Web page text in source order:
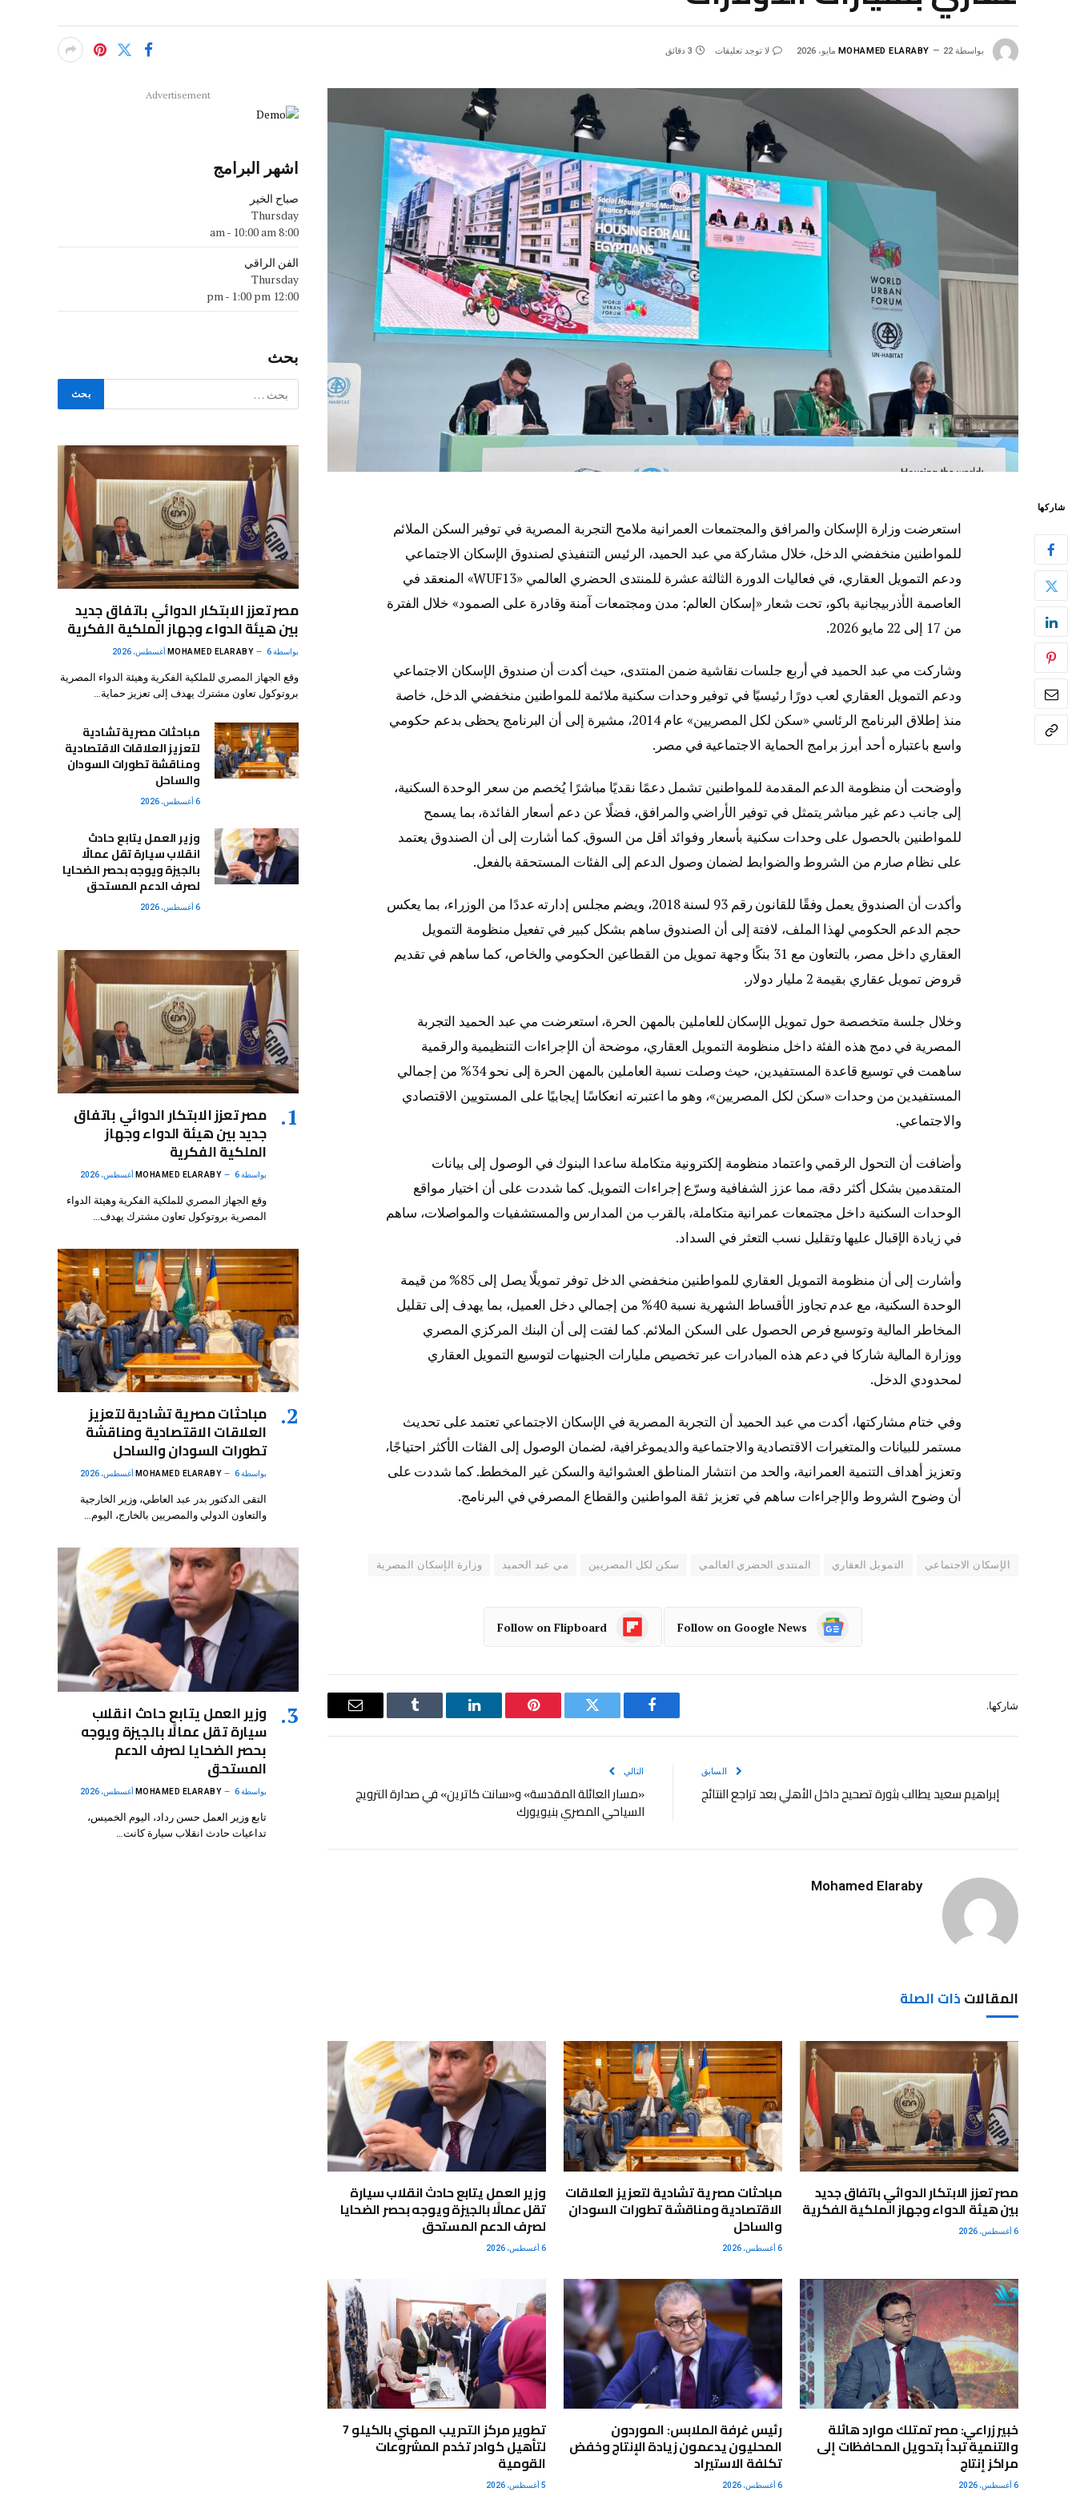
بواسطة MOHAMED ELARABY 22 مايو، 2026 لا توجد تعليقات 3 دقائق
شاركها
استعرضت وزارة الإسكان والمرافق والمجتمعات العمرانية ملامح التجربة المصرية في توفير السكن الملائم
للمواطنين منخفضي الدخل، خلال مشاركة مي عبد الحميد، الرئيس التنفيذي لصندوق الإسكان الاجتماعي
ودعم التمويل العقاري، في فعاليات الدورة الثالثة عشرة للمنتدى الحضري العالمي «WUF13» المنعقد في
العاصمة الأذربيجانية باكو، تحت شعار «إسكان العالم: مدن ومجتمعات آمنة وقادرة على الصمود» خلال الفترة
من 17 إلى 22 مايو 2026.
وشاركت مي عبد الحميد في أربع جلسات نقاشية ضمن المنتدى، حيث أكدت أن صندوق الإسكان الاجتماعي
ودعم التمويل العقاري لعب دورًا رئيسيًا في توفير وحدات سكنية ملائمة للمواطنين منخفضي الدخل، خاصة
منذ إطلاق البرنامج الرئاسي «سكن لكل المصريين» عام 2014، مشيرة إلى أن البرنامج يحظى بدعم حكومي
واسع باعتباره أحد أبرز برامج الحماية الاجتماعية في مصر.
وأوضحت أن منظومة الدعم المقدمة للمواطنين تشمل دعمًا نقديًا مباشرًا يُخصم من سعر الوحدة السكنية،
إلى جانب دعم غير مباشر يتمثل في توفير الأراضي والمرافق، فضلًا عن دعم أسعار الفائدة، بما يسمح
للمواطنين بالحصول على وحدات سكنية بأسعار وفوائد أقل من السوق. كما أشارت إلى أن الصندوق يعتمد
على نظام صارم من الشروط والضوابط لضمان وصول الدعم إلى الفئات المستحقة بالفعل.
وأكدت أن الصندوق يعمل وفقًا للقانون رقم 93 لسنة 2018، ويضم مجلس إدارته عددًا من الوزراء، بما يعكس
حجم الدعم الحكومي لهذا الملف، لافتة إلى أن الصندوق ساهم بشكل كبير في تفعيل منظومة التمويل
العقاري داخل مصر، بالتعاون مع 31 بنكًا وجهة تمويل من القطاعين الحكومي والخاص، كما ساهم في تقديم
قروض تمويل عقاري بقيمة 2 مليار دولار.
وخلال جلسة متخصصة حول تمويل الإسكان للعاملين بالمهن الحرة، استعرضت مي عبد الحميد التجربة
المصرية في دمج هذه الفئة داخل منظومة التمويل العقاري، موضحة أن الإجراءات التنظيمية والرقمية
ساهمت في توسيع قاعدة المستفيدين، حيث وصلت نسبة العاملين بالمهن الحرة إلى نحو 34% من إجمالي
المستفيدين من وحدات «سكن لكل المصريين»، وهو ما اعتبرته انعكاسًا إيجابيًا على المستويين الاقتصادي
والاجتماعي.
وأضافت أن التحول الرقمي واعتماد منظومة إلكترونية متكاملة ساعدا البنوك في الوصول إلى بيانات
المتقدمين بشكل أكثر دقة، مما عزز الشفافية وسرّع إجراءات التمويل. كما شددت على أن اختيار مواقع
الوحدات السكنية داخل مجتمعات عمرانية متكاملة، بالقرب من المدارس والمستشفيات والمواصلات، ساهم
في زيادة الإقبال عليها وتقليل نسب التعثر في السداد.
وأشارت إلى أن منظومة التمويل العقاري للمواطنين منخفضي الدخل توفر تمويلًا يصل إلى 85% من قيمة
الوحدة السكنية، مع عدم تجاوز الأقساط الشهرية نسبة 40% من إجمالي دخل العميل، بما يهدف إلى تقليل
المخاطر المالية وتوسيع فرص الحصول على السكن الملائم. كما لفتت إلى أن البنك المركزي المصري
ووزارة المالية شاركا في دعم هذه المبادرات عبر تخصيص مليارات الجنيهات لتوسيع التمويل العقاري
لمحدودي الدخل.
وفي ختام مشاركتها، أكدت مي عبد الحميد أن التجربة المصرية في الإسكان الاجتماعي تعتمد على تحديث
مستمر للبيانات والمتغيرات الاقتصادية والاجتماعية والديموغرافية، لضمان الوصول إلى الفئات الأكثر احتياجًا،
وتعزيز أهداف التنمية العمرانية، والحد من انتشار المناطق العشوائية والسكن غير المخطط. كما شددت على
أن وضوح الشروط والإجراءات ساهم في تعزيز ثقة المواطنين والقطاع المصرفي في البرنامج.
الإسكان الاجتماعي التمويل العقاري المنتدى الحضري العالمي سكن لكل المصريين مي عبد الحميد وزارة الإسكان المصرية
Follow on Google News
Follow on Flipboard
شاركها.
فيسبوك
تويتر بينتيريستلينكدإن Tumblr
البريد
السابق
إبراهيم سعيد يطالب بثورة تصحيح داخل الأهلي بعد تراجع النتائج
التالي
«مسار العائلة المقدسة» و«سانت كاترين» في صدارة الترويج
السياحي المصري بنيويورك
Mohamed Elaraby
المقالاتذات الصلة
مصر تعزز الابتكار الدوائي باتفاق جديد
بين هيئة الدواء وجهاز الملكية الفكرية
6 أغسطس، 2026
مباحثات مصرية تشادية لتعزيز العلاقات
الاقتصادية ومناقشة تطورات السودان
والساحل
6 أغسطس، 2026
وزير العمل يتابع حادث انقلاب سيارة
تقل عمالًا بالجيزة ويوجه بحصر الضحايا
لصرف الدعم المستحق
6 أغسطس، 2026
خبير زراعي: مصر تمتلك موارد هائلة
والتنمية تبدأ بتحويل المحافظات إلى
مراكز إنتاج
6 أغسطس، 2026
رئيس غرفة الملابس: الموردون
المحليون يدعمون زيادة الإنتاج وخفض
تكلفة الاستيراد
6 أغسطس، 2026
تطوير مركز التدريب المهني بالكيلو 7
لتأهيل كوادر تخدم المشروعات
القومية
5 أغسطس، 2026
Advertisement
اشهر البرامج
صباح الخير
Thursday
8:00 am
- 10:00 am
الفن الراقي
Thursday
12:00 pm
- 1:00 pm
بحث
مصر تعزز الابتكار الدوائي باتفاق جديد
بين هيئة الدواء وجهاز الملكية الفكرية
بواسطة MOHAMED ELARABY 6 أغسطس، 2026
وقع الجهاز المصري للملكية الفكرية وهيئة الدواء المصرية
بروتوكول تعاون مشترك يهدف إلى تعزيز حماية…
مباحثات مصرية تشادية
لتعزيز العلاقات الاقتصادية
ومناقشة تطورات السودان
والساحل
6 أغسطس، 2026
وزير العمل يتابع حادث
انقلاب سيارة تقل عمالًا
بالجيزة ويوجه بحصر الضحايا
لصرف الدعم المستحق
6 أغسطس، 2026
مصر تعزز الابتكار الدوائي باتفاق
جديد بين هيئة الدواء وجهاز
الملكية الفكرية
بواسطة MOHAMED ELARABY 6 أغسطس، 2026
وقع الجهاز المصري للملكية الفكرية وهيئة الدواء
المصرية بروتوكول تعاون مشترك يهدف…
مباحثات مصرية تشادية لتعزيز
العلاقات الاقتصادية ومناقشة
تطورات السودان والساحل
بواسطة MOHAMED ELARABY 6 أغسطس، 2026
التقى الدكتور بدر عبد العاطي، وزير الخارجية
والتعاون الدولي والمصريين بالخارج، اليوم…
وزير العمل يتابع حادث انقلاب
سيارة تقل عمالًا بالجيزة ويوجه
بحصر الضحايا لصرف الدعم
المستحق
بواسطة MOHAMED ELARABY 6 أغسطس، 2026
تابع وزير العمل حسن رداد، اليوم الخميس،
تداعيات حادث انقلاب سيارة كانت…